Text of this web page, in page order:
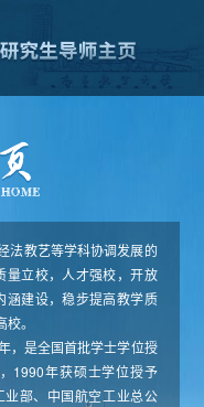
法教艺等学科协调发展的
量立校，人才强校，开放
涵建设，稳步提高教学质
。
是全国首批学士学位授
1990年获硕士学位授予
部、中国航空工业总公